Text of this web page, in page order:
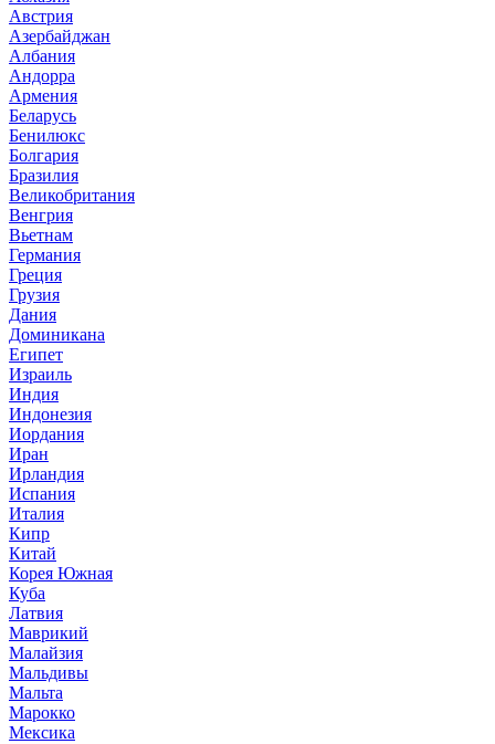
Австрия
Азербайджан
Албания
Андорра
Армения
Беларусь
Бенилюкс
Болгария
Бразилия
Великобритания
Венгрия
Вьетнам
Германия
Греция
Грузия
Дания
Доминикана
Египет
Израиль
Индия
Индонезия
Иордания
Иран
Ирландия
Испания
Италия
Кипр
Китай
Корея Южная
Куба
Латвия
Маврикий
Малайзия
Мальдивы
Мальта
Марокко
Мексика